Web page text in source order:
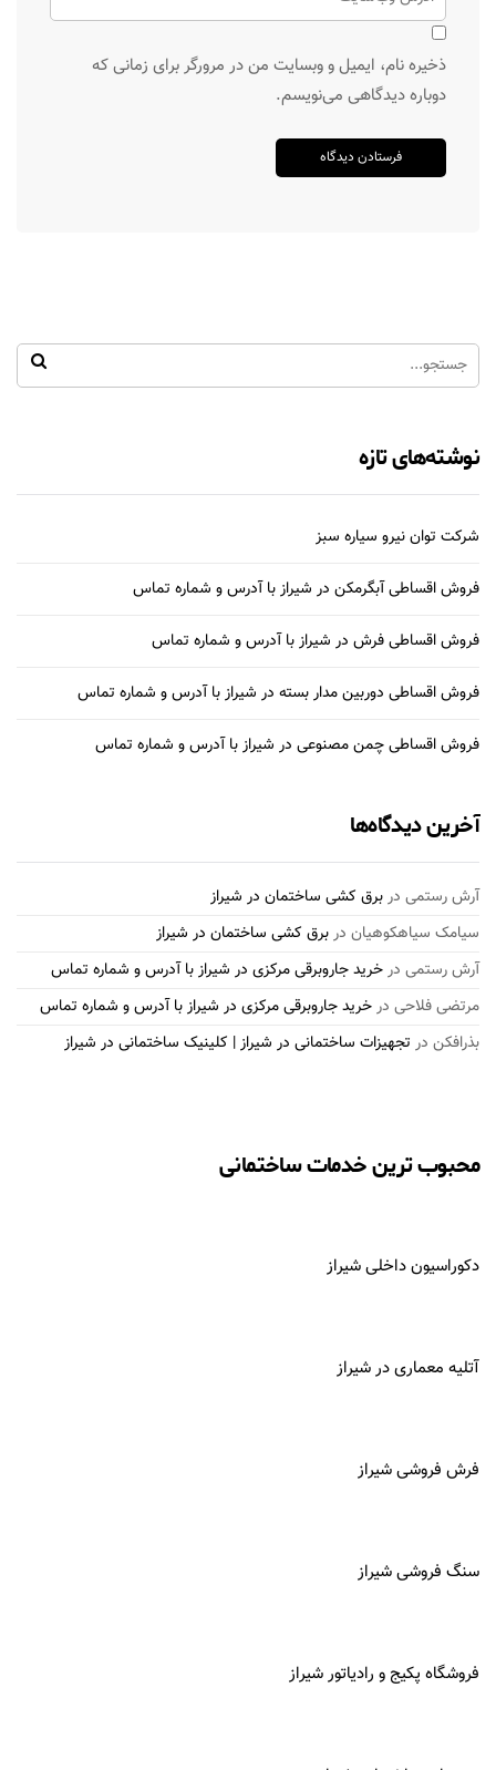
ذخیره نام، ایمیل و وبسایت من در مرورگر برای زمانی که
دوباره دیدگاهی می‌نویسم.
نوشته‌های تازه
شرکت توان نیرو سیاره سبز
فروش اقساطی آبگرمکن در شیراز با آدرس و شماره تماس
فروش اقساطی فرش در شیراز با آدرس و شماره تماس
فروش اقساطی دوربین مدار بسته در شیراز با آدرس و شماره تماس
فروش اقساطی چمن مصنوعی در شیراز با آدرس و شماره تماس
آخرین دیدگاه‌ها
آرش رستمی دربرق کشی ساختمان در شیراز
سیامک سیاهکوهیان دربرق کشی ساختمان در شیراز
آرش رستمی درخرید جاروبرقی مرکزی در شیراز با آدرس و شماره تماس
مرتضی فلاحی درخرید جاروبرقی مرکزی در شیراز با آدرس و شماره تماس
بذرافكن در تجهیزات ساختمانی در شیراز | کلینیک ساختمانی در شیراز
محبوب ترین خدمات ساختمانی
دکوراسیون داخلی شیراز
آتلیه معماری درشیراز
فرش فروشی شیراز
سنگ فروشی شیراز
فروشگاه پکیج و رادیاتور شیراز